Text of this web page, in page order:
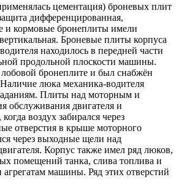
цементация) броневых плит
дифференцированная,
и кормовые бронеплиты имели
Броневые плиты корпуса
находилось в передней части
продольной плоскости машины.
бронеплите и был снабжён
люка механика-водителя
Плиты над моторным и
обслуживания двигателя и
воздух забирался через
отверстия в крыше моторного
через выходные щели над
Корпус также имел ряд люков,
помещений танка, слива топлива и
машины. Ряд этих отверстий